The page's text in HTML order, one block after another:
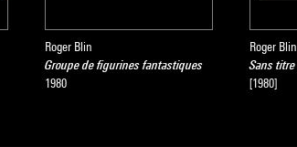
Roger Blin
Groupe de figurines fantastiques
1980
Roger Blin
Sans titre
[1980]